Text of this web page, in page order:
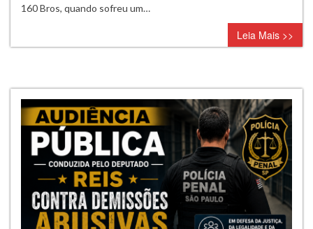
sair
plantão
rodovia
dos
Bandeirantes
.
160 Bros, quando sofreu um…
Leia Mais >>